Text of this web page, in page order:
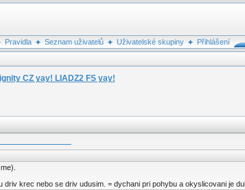
Pravidla Seznam uživatelů Uživatelské skupiny
Přihlášení
CZ yay! LIADZ2 FS yay!
krec nebo se driv udusim. = dychani pri pohybu a okyslicovani je